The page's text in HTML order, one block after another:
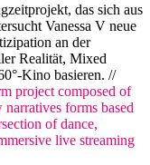
das sich aus
Vanessa V neue
an der
Realität, Mixed
Kino basieren. //
project composed of
forms based
of dance,
live streaming